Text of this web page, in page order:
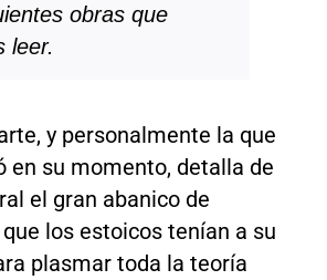
obras que
leer.
y personalmente la que
en su momento, detalla de
el gran abanico de
los estoicos tenían a su
plasmar toda la teoría